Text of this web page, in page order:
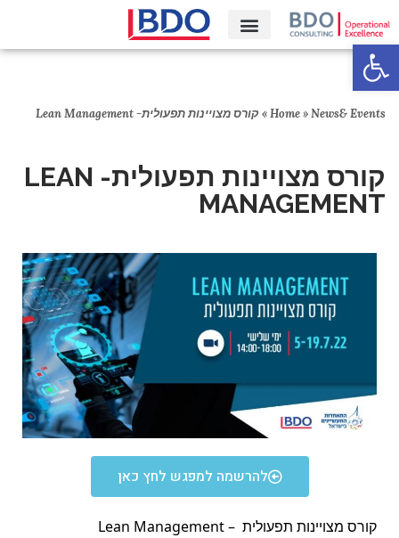
פתח סרגל נגישות
Home»News& Events
»קורס מצויינות תפעולית- Lean Management
קורס מצויינות תפעולית- LEAN
MANAGEMENT
להרשמה למפגש לחץ כאן
קורס מצויינות תפעולית –Lean Management